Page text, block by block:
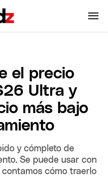
el precio
Ultra y
más bajo
y cómpleto de
Se puede usar con
cómo traerlo